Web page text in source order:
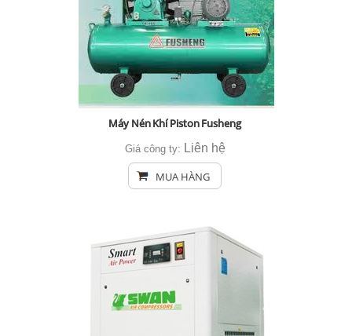
Máy Nén Khí Piston Fusheng
Giá công ty: Liên hệ
MUA HÀNG